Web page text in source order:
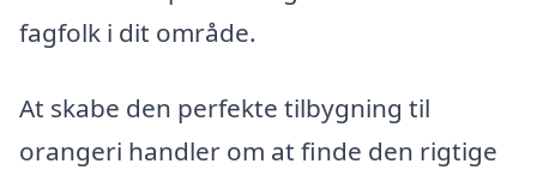
fagfolk i dit område.
At skabe den perfekte tilbygning til
orangeri handler om at finde den rigtige